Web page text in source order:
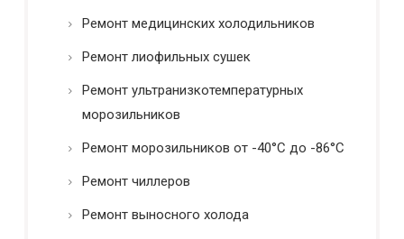
Ремонт медицинских холодильников
Ремонт лиофильных сушек
Ремонт ультранизкотемпературных
морозильников
Ремонт морозильников от -40°C до -86°C
Ремонт чиллеров
Ремонт выносного холода